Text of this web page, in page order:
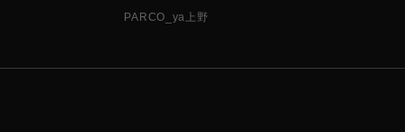
PARCO_ya上野